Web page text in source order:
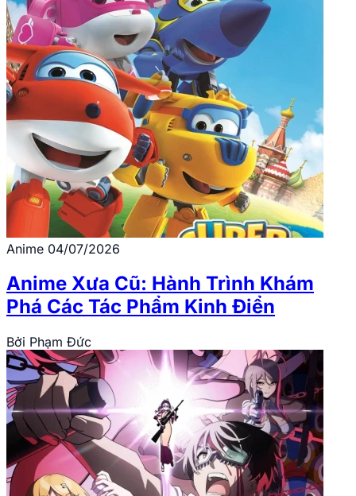
Anime 04/07/2026
Anime Xưa Cũ: Hành Trình Khám
Phá Các Tác Phẩm Kinh Điển
Bởi Phạm Đức